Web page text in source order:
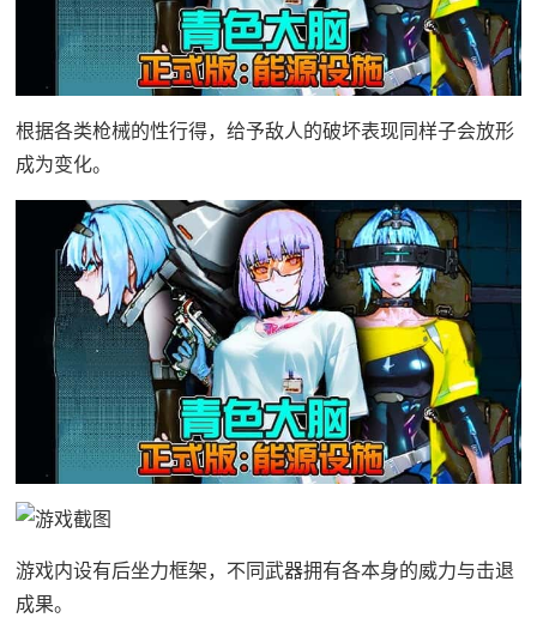
根据各类枪械的性行得，给予敌人的破坏表现同样子会放形
成为变化。
游戏内设有后坐力框架，不同武器拥有各本身的威力与击退
成果。